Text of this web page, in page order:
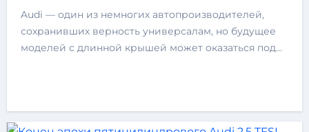
Audi — один из немногих автопроизводителей,
сохранивших верность универсалам, но будущее
моделей с длинной крышей может оказаться под…